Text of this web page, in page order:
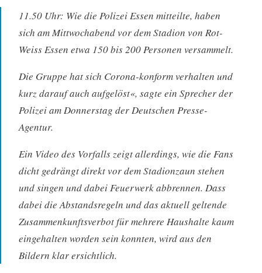
11.50 Uhr: Wie die Polizei Essen mitteilte, haben
sich am Mittwochabend vor dem Stadion von Rot-
Weiss Essen etwa 150 bis 200 Personen versammelt.
Die Gruppe hat sich Corona-konform verhalten und
kurz darauf auch aufgelöst«, sagte ein Sprecher der
Polizei am Donnerstag der Deutschen Presse-
Agentur.
Ein Video des Vorfalls zeigt allerdings, wie die Fans
dicht gedrängt direkt vor dem Stadionzaun stehen
und singen und dabei Feuerwerk abbrennen. Dass
dabei die Abstandsregeln und das aktuell geltende
Zusammenkunftsverbot für mehrere Haushalte kaum
eingehalten worden sein konnten, wird aus den
Bildern klar ersichtlich.